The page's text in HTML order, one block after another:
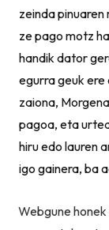
zeinda
ze pago motz
handik dator
egurra geuk ere
zaiona,
pagoa, eta
hiru edo lauren
igo gainera, ba
Webgune